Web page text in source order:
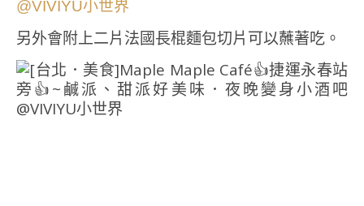
另外會附上二片法國長棍麵包切片可以蘸著吃。